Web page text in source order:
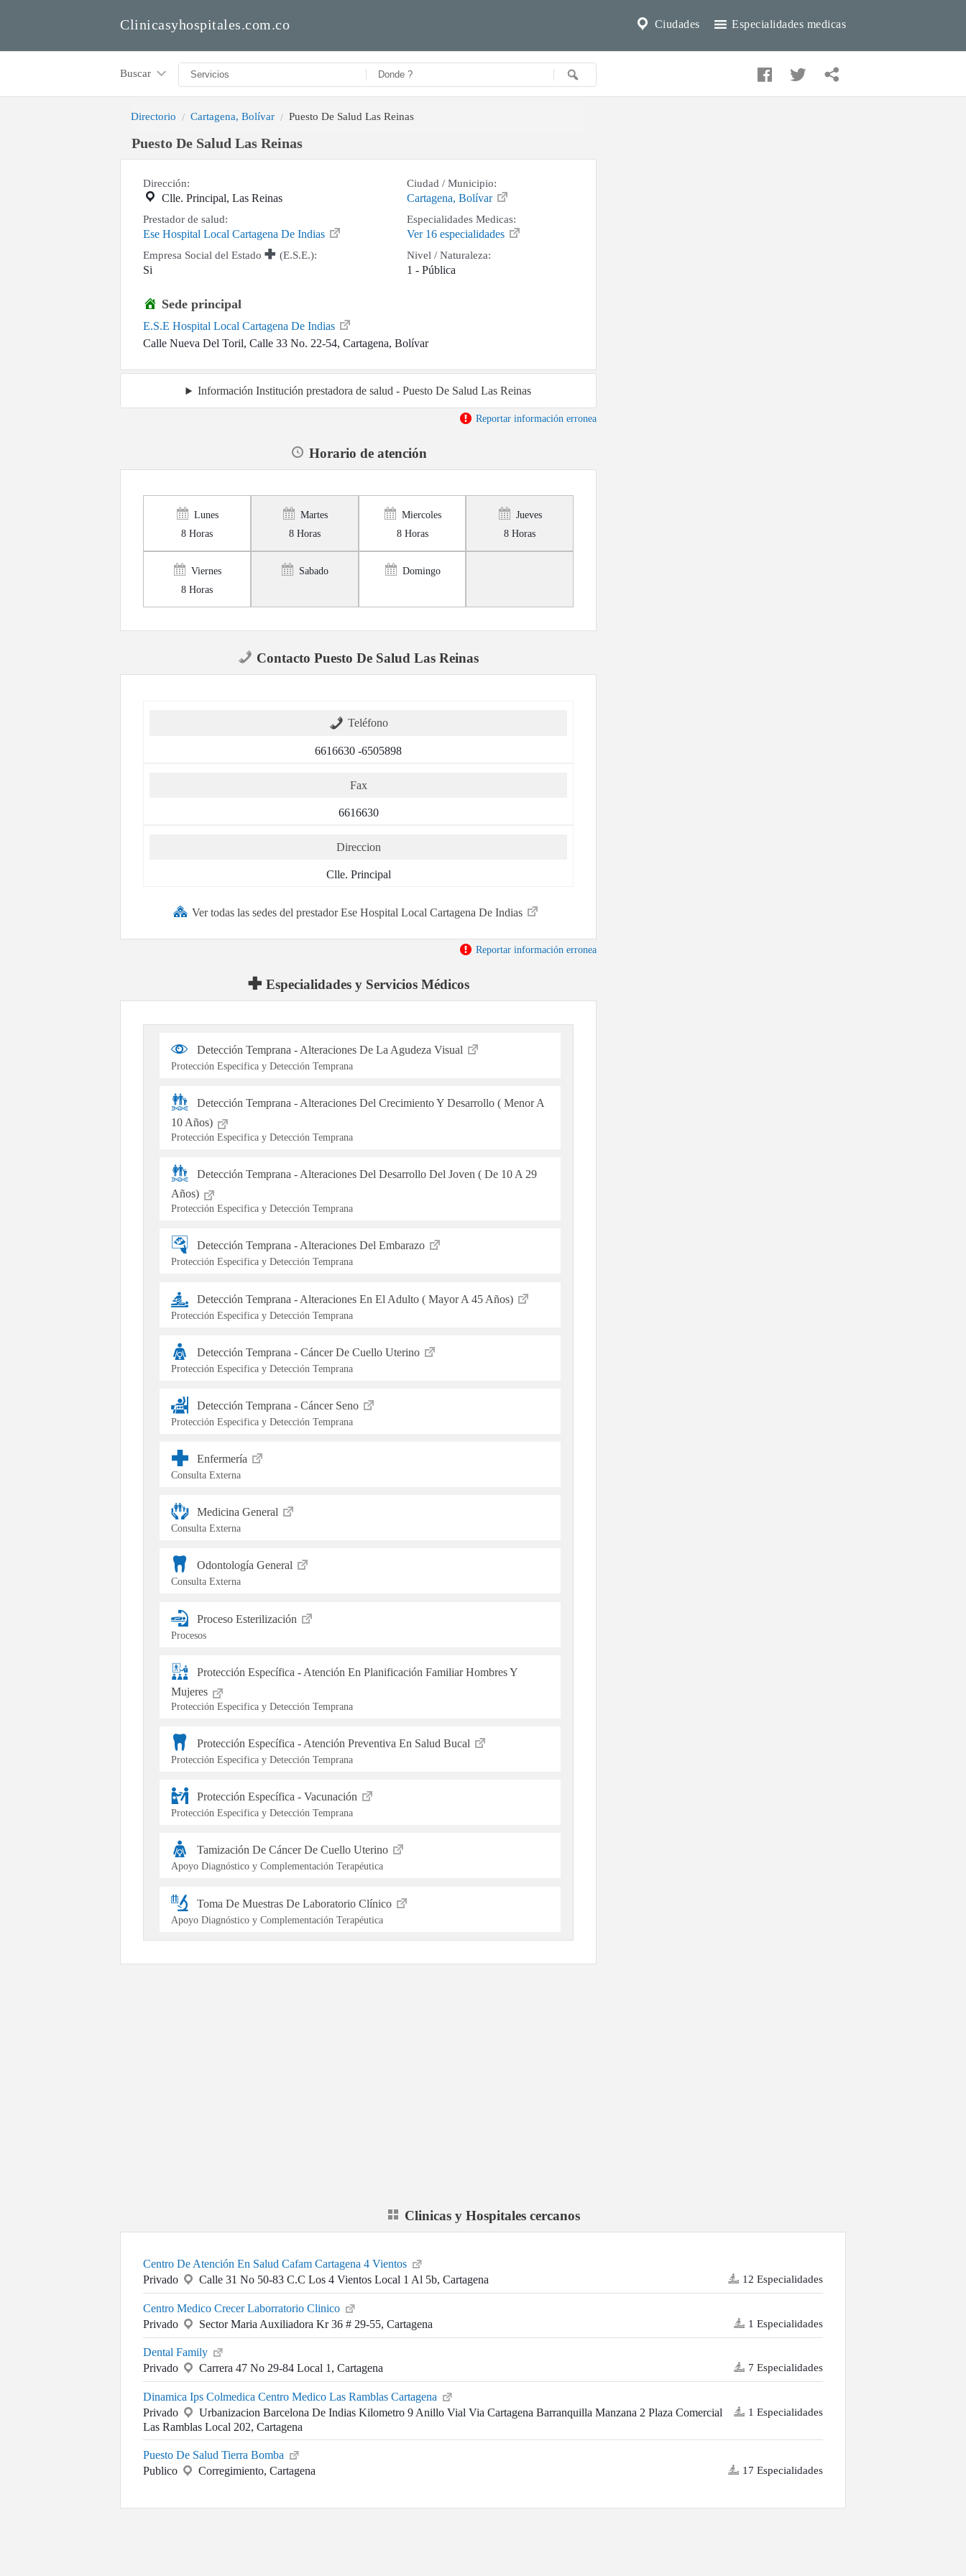
Especialidades medicas
Ciudades
Clinicasyhospitales.com.co
Buscar
Directorio Cartagena, Bolívar Puesto De Salud Las Reinas
Puesto De Salud Las Reinas
Dirección:
Clle. Principal, Las Reinas
Prestador de salud:
Ese Hospital Local Cartagena De Indias
Empresa Social del Estado
(E.S.E.):
Si
Ciudad / Municipio:
Cartagena, Bolívar
Especialidades Medicas:
Ver 16 especialidades
Nivel / Naturaleza:
1 - Pública
Sede principal
E.S.E Hospital Local Cartagena De Indias
Calle Nueva Del Toril, Calle 33 No. 22-54, Cartagena, Bolívar
Información Institución prestadora de salud - Puesto De Salud Las Reinas
Reportar información erronea
Horario de atención
Lunes
8 Horas
Martes
8 Horas
Miercoles
8 Horas
Jueves
8 Horas
Viernes
8 Horas
Sabado Domingo
Contacto Puesto De Salud Las Reinas
Teléfono
6616630 -6505898
Fax
6616630
Direccion
Clle. Principal
Ver todas las sedes del prestador Ese Hospital Local Cartagena De Indias
Reportar información erronea
Especialidades y Servicios Médicos
Detección Temprana - Alteraciones De La Agudeza Visual
Protección Especifica y Detección Temprana
Detección Temprana - Alteraciones Del Crecimiento Y Desarrollo ( Menor A
10 Años)
Protección Especifica y Detección Temprana
Detección Temprana - Alteraciones Del Desarrollo Del Joven ( De 10 A 29
Años)
Protección Especifica y Detección Temprana
Detección Temprana - Alteraciones Del Embarazo
Protección Especifica y Detección Temprana
Detección Temprana - Alteraciones En El Adulto ( Mayor A 45 Años)
Protección Especifica y Detección Temprana
Detección Temprana - Cáncer De Cuello Uterino
Protección Especifica y Detección Temprana
Detección Temprana - Cáncer Seno
Protección Especifica y Detección Temprana
Enfermería
Consulta Externa
Medicina General
Consulta Externa
Odontología General
Consulta Externa
Proceso Esterilización
Procesos
Protección Específica - Atención En Planificación Familiar Hombres Y
Mujeres
Protección Especifica y Detección Temprana
Protección Específica - Atención Preventiva En Salud Bucal
Protección Especifica y Detección Temprana
Protección Específica - Vacunación
Protección Especifica y Detección Temprana
Tamización De Cáncer De Cuello Uterino
Apoyo Diagnóstico y Complementación Terapéutica
Toma De Muestras De Laboratorio Clínico
Apoyo Diagnóstico y Complementación Terapéutica
Clinicas y Hospitales cercanos
Centro De Atención En Salud Cafam Cartagena 4 Vientos
12 Especialidades
Privado Calle 31 No 50-83 C.C Los 4 Vientos Local 1 Al 5b, Cartagena
Centro Medico Crecer Laborratorio Clinico
1 Especialidades
Privado Sector Maria Auxiliadora Kr 36 # 29-55, Cartagena
Dental Family
7 Especialidades
Privado Carrera 47 No 29-84 Local 1, Cartagena
Dinamica Ips Colmedica Centro Medico Las Ramblas Cartagena
1 Especialidades
Privado
Urbanizacion Barcelona De Indias Kilometro 9 Anillo Vial Via Cartagena Barranquilla Manzana 2 Plaza Comercial
Las Ramblas Local 202, Cartagena
Puesto De Salud Tierra Bomba
17 Especialidades
Publico Corregimiento, Cartagena